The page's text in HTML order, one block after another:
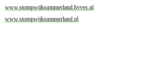
www.stompwijksummerland.hyves.nl
www.stompwijksummerland.nl